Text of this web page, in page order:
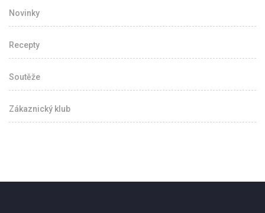
Novinky
Recepty
Soutěže
Zákaznický klub